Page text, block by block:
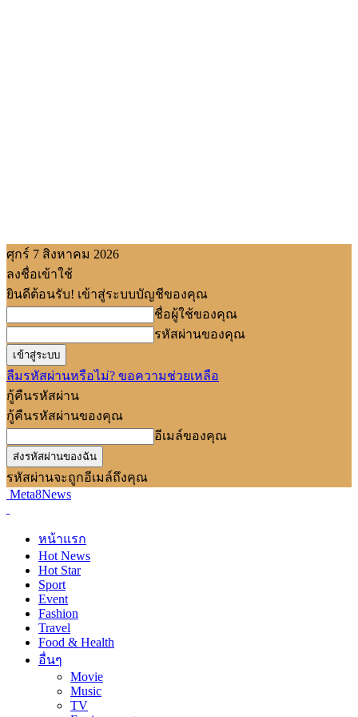
ศุกร์ 7 สิงหาคม 2026
ลงชื่อเข้าใช้
ยินดีต้อนรับ! เข้าสู่ระบบบัญชีของคุณ
ชื่อผู้ใช้ของคุณ
รหัสผ่านของคุณ
ลืมรหัสผ่านหรือไม่? ขอความช่วยเหลือ
กู้คืนรหัสผ่าน
กู้คืนรหัสผ่านของคุณ
อีเมล์ของคุณ
รหัสผ่านจะถูกอีเมล์ถึงคุณ
Meta8News
หน้าแรก
Hot News
Hot Star
Sport
Event
Fashion
Travel
Food & Health
อื่นๆ
Movie
Music
TV